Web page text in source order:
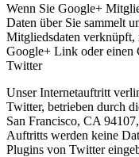
Wenn Sie Google+
Daten über Sie sammelt
Mitgliedsdaten verknüpft,
Google+ Link oder einen
Twitter
Unser Internetauftritt
Twitter, betrieben durch
San Francisco, CA
Auftritts werden keine
Plugins von Twitter